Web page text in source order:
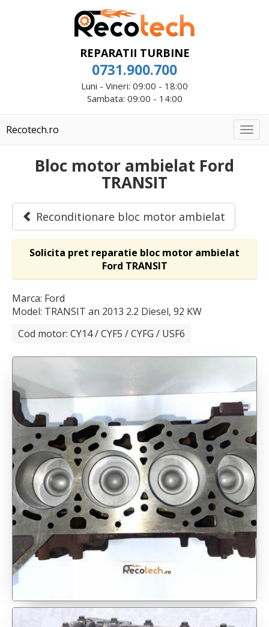
REPARATII TURBINE
0731.900.700
Luni - Vineri: 09:00 - 18:00
Sambata: 09:00 - 14:00
Recotech.ro
Bloc motor ambielat Ford
TRANSIT
Reconditionare bloc motor ambielat
Solicita pret reparatie bloc motor ambielat
Ford TRANSIT
Marca: Ford
Model: TRANSIT an 2013 2.2 Diesel, 92 KW
Cod motor: CY14 / CYF5 / CYFG / USF6